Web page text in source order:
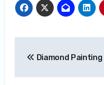
Diamond Painting